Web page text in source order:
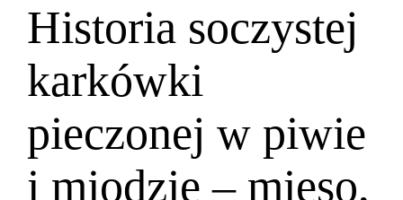
Historia soczystej
karkówki
pieczonej w piwie
i miodzie – mięso,